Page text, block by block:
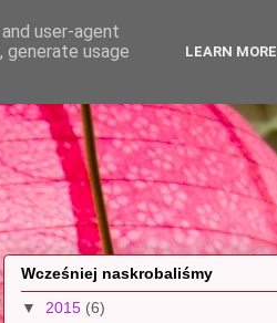
Wcześniej naskrobaliśmy
▼ 2015 (6)
user-agent
usage
LEARN MORE